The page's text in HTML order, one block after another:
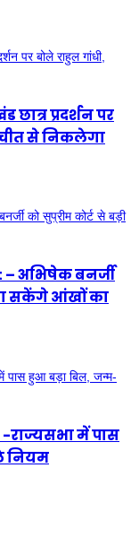
प्रदर्शन पर
से निकलेगा
अभिषेक बनर्जी
सकेंगे आंखों का
राज्यसभा में पास
नियम